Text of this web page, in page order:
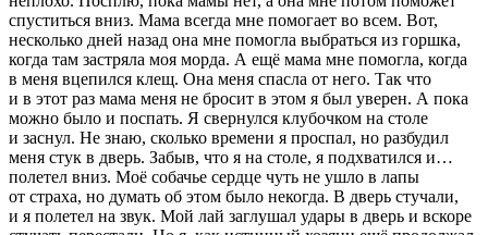
спуститься вниз. Мама всегда мне помогает во всем. Вот,
несколько дней назад она мне помогла выбраться из горшка,
когда там застряла моя морда. А ещё мама мне помогла, когда
в меня вцепился клещ. Она меня спасла от него. Так что
и в этот раз мама меня не бросит в этом я был уверен. А пока
можно было и поспать. Я свернулся клубочком на столе
и заснул. Не знаю, сколько времени я проспал, но разбудил
меня стук в дверь. Забыв, что я на столе, я подхватился и…
полетел вниз. Моё собачье сердце чуть не ушло в лапы
от страха, но думать об этом было некогда. В дверь стучали,
и я полетел на звук. Мой лай заглушал удары в дверь и вскоре